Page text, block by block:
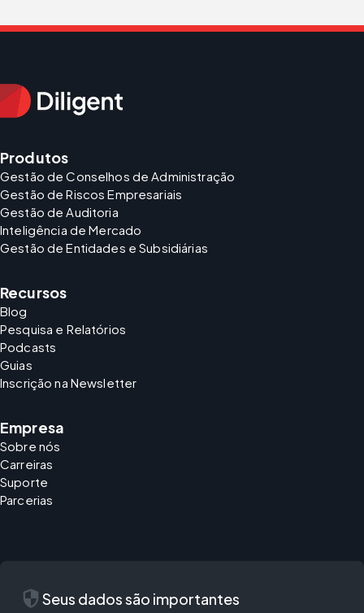
Produtos
Gestão de Conselhos de Administração
Gestão de Riscos Empresariais
Gestão de Auditoria
Inteligência de Mercado
Gestão de Entidades e Subsidiárias
Recursos
Blog
Pesquisa e Relatórios
Podcasts
Guias
Inscrição na Newsletter
Empresa
Sobre nós
Carreiras
Suporte
Parcerias
security Seus dados são importantes